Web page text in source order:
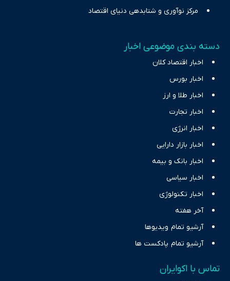
مرکز نوآوری و شتابدهی دنیای اقتصاد
دسته بندی موضوعی اخبار
اخبار اقتصاد کلان
اخبار بورس
اخبار طلا و ارز
اخبار تجارت
اخبار انرژی
اخبار بازار دارایی
اخبار بانک و بیمه
اخبار سیاسی
اخبار تکنولوژی
آخر هفته
آرشیو تمام ویدیوها
آرشیو تمام پادکست ها
تماس با اکوایران